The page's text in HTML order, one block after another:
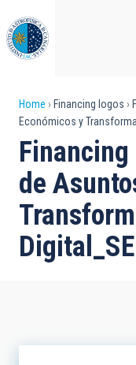
to
main
content
Breadcrumb
Home Financing logos
Económicos y
de